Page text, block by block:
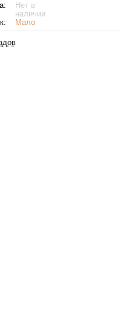
Нет в
наличии
Мало